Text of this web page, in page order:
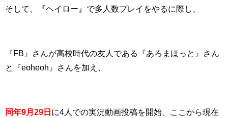
そして、『ヘイロー』で多人数プレイをやるに際し、
『FB 』さんが高校時代の友人である『あろまほっと 』さん
と『eoheoh 』さんを加え、
同年9月29日 に4人での実況動画投稿を開始、ここから現在